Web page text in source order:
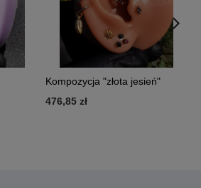
Kompozycja "złota jesień"
476,85 zł